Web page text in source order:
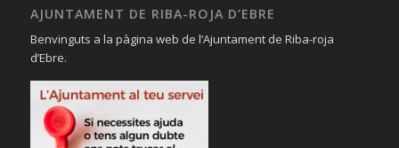
AJUNTAMENT DE RIBA-ROJA D’EBRE
Benvinguts a la pàgina web de l’Ajuntament de Riba-roja
d’Ebre.